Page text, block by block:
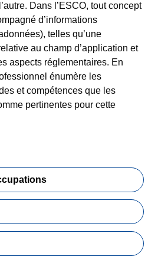
Dans l’ESCO, tout concept
d’informations
telles qu’une
au champ d’application et
aspects réglementaires. En
énumère les
et compétences que les
pertinentes pour cette